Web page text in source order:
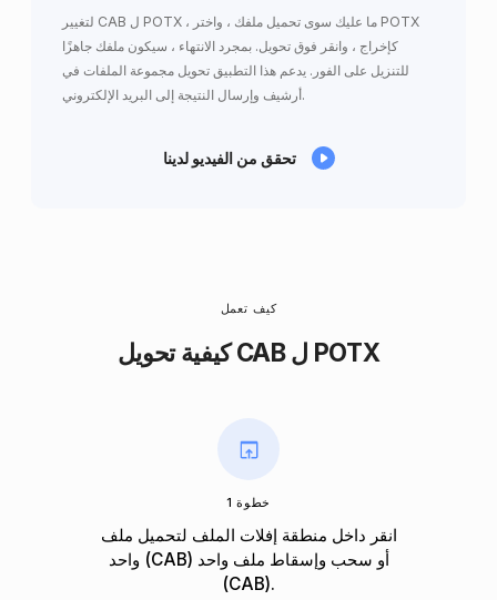
لتغيير CAB ل POTX ، ما عليك سوى تحميل ملفك ، واختر POTX
كإخراج ، وانقر فوق تحويل. بمجرد الانتهاء ، سيكون ملفك جاهزًا
للتنزيل على الفور. يدعم هذا التطبيق تحويل مجموعة الملفات في
أرشيف وإرسال النتيجة إلى البريد الإلكتروني.
تحقق من الفيديو لدينا
كيف تعمل
كيفية تحويل CAB ل POTX
خطوة 1
انقر داخل منطقة إفلات الملف لتحميل ملف
واحد (CAB) أو سحب وإسقاط ملف واحد
(CAB).